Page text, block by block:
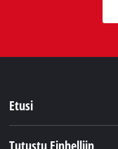
Etusi
Tutustu Einhelliin